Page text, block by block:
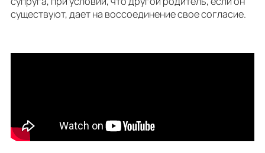
существуют, дает на воссоединение свое согласие.